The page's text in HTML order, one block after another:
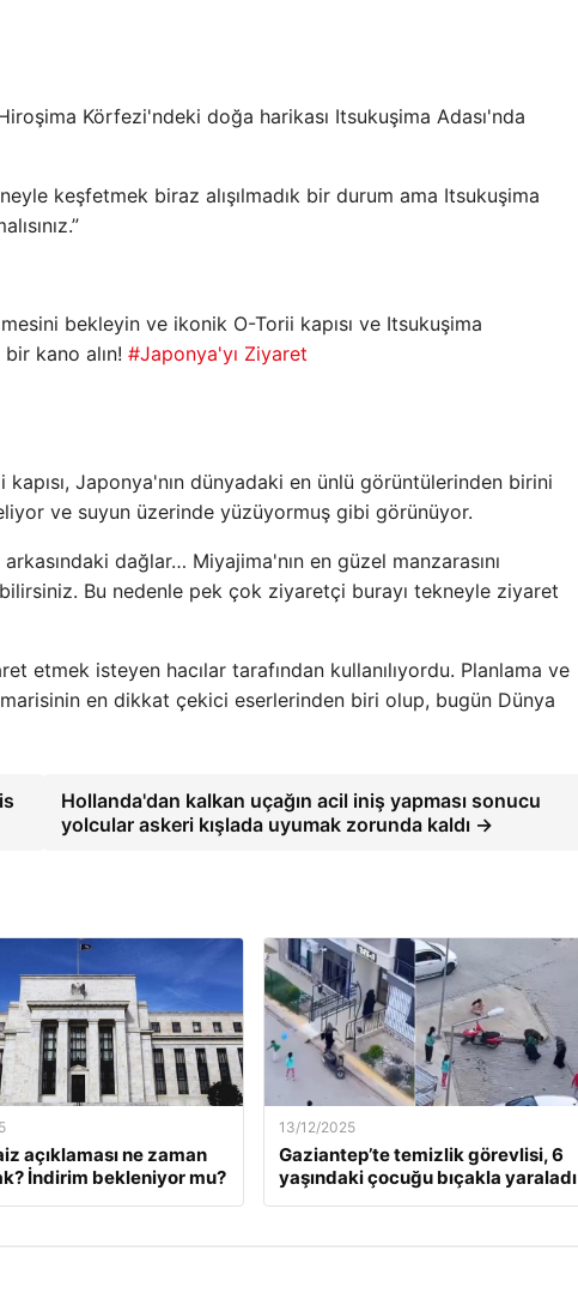
Körfezi'ndeki doğa harikası Itsukuşima Adası'nda
keşfetmek biraz alışılmadık bir durum ama Itsukuşima
bekleyin ve ikonik O-Torii kapısı ve Itsukuşima
bir kano alın! #Japonya'yı Ziyaret
kapısı, Japonya'nın dünyadaki en ünlü görüntülerinden birini
ve suyun üzerinde yüzüyormuş gibi görünüyor.
dağlar… Miyajima'nın en güzel manzarasını
Bu nedenle pek çok ziyaretçi burayı tekneyle ziyaret
etmek isteyen hacılar tarafından kullanılıyordu. Planlama ve
en dikkat çekici eserlerinden biri olup, bugün Dünya
Hollanda'dan kalkan uçağın acil iniş yapması sonucu
yolcular askeri kışlada uyumak zorunda kaldı →
açıklaması ne zaman
İndirim bekleniyor mu?
13/12/2025
Gaziantep’te temizlik görevlisi, 6
yaşındaki çocuğu bıçakla yaraladı